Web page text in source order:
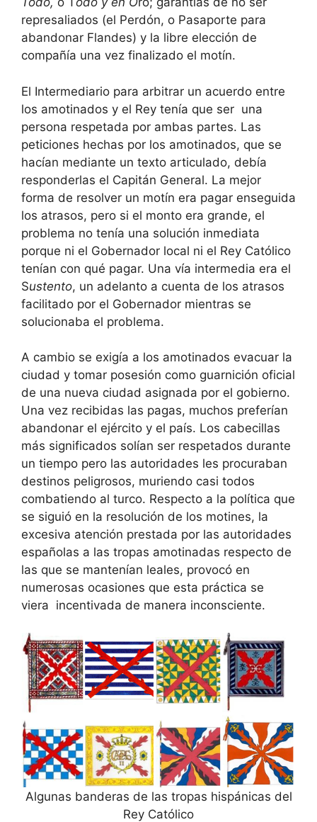
represaliados (el Perdón, o Pasaporte para
abandonar Flandes) y la libre elección de
compañía una vez finalizado el motín.
El Intermediario para arbitrar un acuerdo entre
los amotinados y el Rey tenía que ser una
persona respetada por ambas partes. Las
peticiones hechas por los amotinados, que se
hacían mediante un texto articulado, debía
responderlas el Capitán General. La mejor
forma de resolver un motín era pagar enseguida
los atrasos, pero si el monto era grande, el
problema no tenía una solución inmediata
porque ni el Gobernador local ni el Rey Católico
tenían con qué pagar. Una vía intermedia era el
Sustento, un adelanto a cuenta de los atrasos
facilitado por el Gobernador mientras se
solucionaba el problema.
A cambio se exigía a los amotinados evacuar la
ciudad y tomar posesión como guarnición oficial
de una nueva ciudad asignada por el gobierno.
Una vez recibidas las pagas, muchos preferían
abandonar el ejército y el país. Los cabecillas
más significados solían ser respetados durante
un tiempo pero las autoridades les procuraban
destinos peligrosos, muriendo casi todos
combatiendo al turco. Respecto a la política que
se siguió en la resolución de los motines, la
excesiva atención prestada por las autoridades
españolas a las tropas amotinadas respecto de
las que se mantenían leales, provocó en
numerosas ocasiones que esta práctica se
viera incentivada de manera inconsciente.
Algunas banderas de las tropas hispánicas del
Rey Católico